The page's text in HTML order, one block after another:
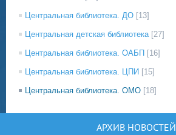
Центральная библиотека. ДО [13]
Центральная детская библиотека [27]
Центральная библиотека. ОАБП [16]
Центральная библиотека. ЦПИ [15]
Центральная библиотека. ОМО [18]
АРХИВ НОВОСТЕЙ